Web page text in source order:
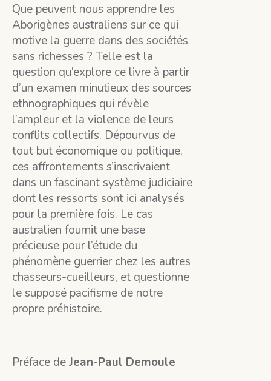
Que peuvent nous apprendre les
Aborigènes australiens sur ce qui
motive la guerre dans des sociétés
sans richesses ? Telle est la
question qu’explore ce livre à partir
d’un examen minutieux des sources
ethnographiques qui révèle
l’ampleur et la violence de leurs
conflits collectifs. Dépourvus de
tout but économique ou politique,
ces affrontements s’inscrivaient
dans un fascinant système judiciaire
dont les ressorts sont ici analysés
pour la première fois. Le cas
australien fournit une base
précieuse pour l’étude du
phénomène guerrier chez les autres
chasseurs-cueilleurs, et questionne
le supposé pacifisme de notre
propre préhistoire.
Préface deJean-Paul Demoule